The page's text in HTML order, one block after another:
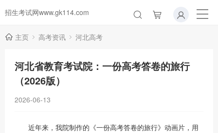
招生考试网www.gk114.com
主页 高考资讯 河北高考
河北省教育考试院：一份高考答卷的旅行
（2026版）
2026-06-13
近年来，我院制作的《一份高考答卷的旅行》动画片，用